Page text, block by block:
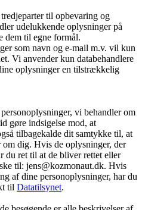
til opbevaring og
udelukkende oplysninger på
dem til egne formål.
som navn og e-mail m.v. vil kun
Vi anvender kun databehandlere
oplysninger en tilstrækkelig
vi behandler om
gøre indsigelse mod, at
tilbagekalde dit samtykke til, at
dig. Hvis de oplysninger, der
du ret til at de bliver rettet eller
til: jens@kozmonaut.dk. Hvis
af dine personoplysninger, har du
til Datatilsynet.